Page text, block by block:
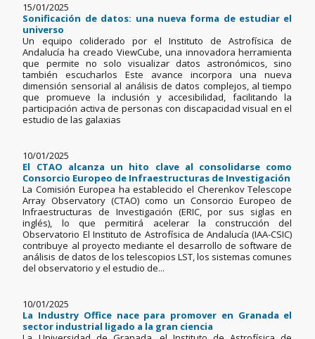
15/01/2025
Sonificación de datos: una nueva forma de estudiar el
universo
Un equipo coliderado por el Instituto de Astrofísica de
Andalucía ha creado ViewCube, una innovadora herramienta
que permite no solo visualizar datos astronómicos, sino
también escucharlos Este avance incorpora una nueva
dimensión sensorial al análisis de datos complejos, al tiempo
que promueve la inclusión y accesibilidad, facilitando la
participación activa de personas con discapacidad visual en el
estudio de las galaxias
10/01/2025
El CTAO alcanza un hito clave al consolidarse como
Consorcio Europeo de Infraestructuras de Investigación
La Comisión Europea ha establecido el Cherenkov Telescope
Array Observatory (CTAO) como un Consorcio Europeo de
Infraestructuras de Investigación (ERIC, por sus siglas en
inglés), lo que permitirá acelerar la construcción del
Observatorio El Instituto de Astrofísica de Andalucía (IAA-CSIC)
contribuye al proyecto mediante el desarrollo de software de
análisis de datos de los telescopios LST, los sistemas comunes
del observatorio y el estudio de...
10/01/2025
La Industry Office nace para promover en Granada el
sector industrial ligado a la gran ciencia